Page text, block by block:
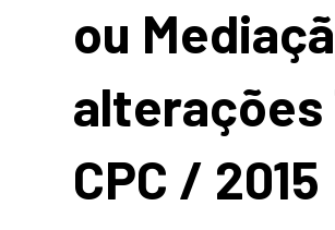
ou
alterações
CPC / 2015